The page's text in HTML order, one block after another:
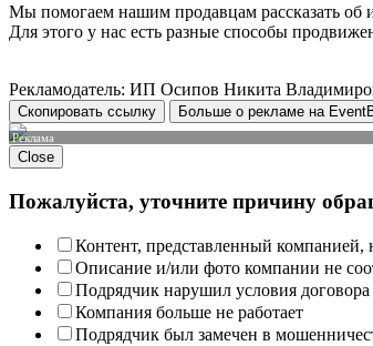
Мы помогаем нашим продавцам рассказать об
Для этого у нас есть разные способы
Рекламодатель: ИП Осипов Никита
Скопировать ссылку Больше о рекламе на
Реклама
Close
Пожалуйста, уточните причину
Контент, представленный компанией,
Описание и/или фото компании не
Подрядчик нарушил условия
Компания больше не работает
Подрядчик был замечен в